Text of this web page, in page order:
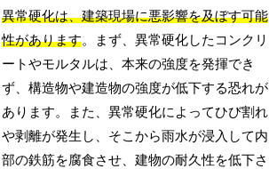
異常硬化は、建築現場に悪影響を及ぼす可能
性があります。まず、異常硬化したコンクリ
ートやモルタルは、本来の強度を発揮でき
ず、構造物や建造物の強度が低下する恐れが
あります。また、異常硬化によってひび割れ
や剥離が発生し、そこから雨水が浸入して内
部の鉄筋を腐食させ、建物の耐久性を低下さ